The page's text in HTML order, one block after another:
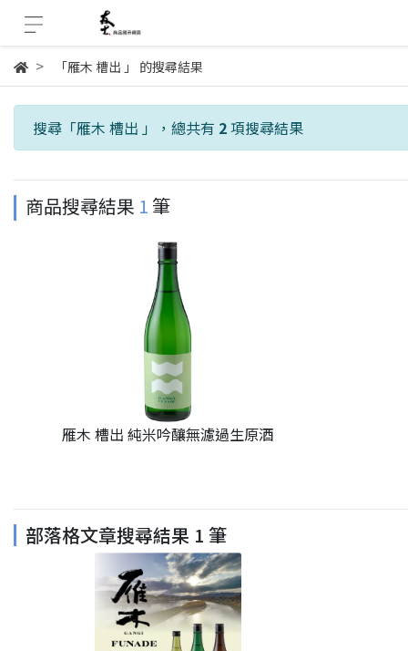
「雁木 槽出 」 的搜尋結果
搜尋「雁木 槽出 」，總共有 2項搜尋結果
商品搜尋結果 1 筆
雁木 槽出 純米吟釀無濾過生原酒
部落格文章搜尋結果 1 筆